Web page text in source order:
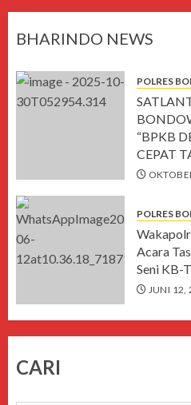
BHARINDO NEWS
POLRES
“BPKB
CEPAT
POLRES
Acara
Seni KB-
JUNI 12,
CARI